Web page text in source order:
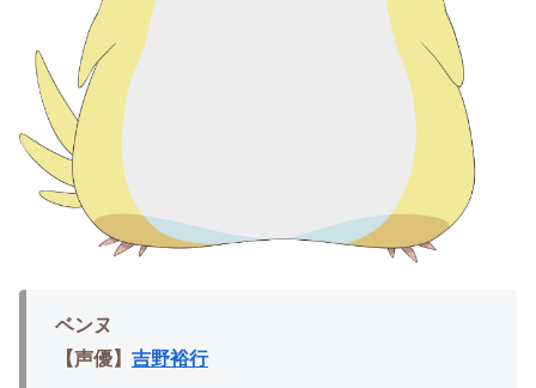
ベンヌ
【声優】 吉野裕行